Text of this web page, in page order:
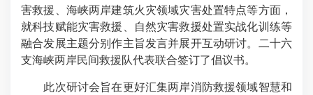
害救援、海峡两岸建筑火灾领域灾害处置特点等方面，
就科技赋能灾害救援、自然灾害救援处置实战化训练等
融合发展主题分别作主旨发言并展开互动研讨。二十六
支海峡两岸民间救援队代表联合签订了倡议书。
此次研讨会旨在更好汇集两岸消防救援领域智慧和